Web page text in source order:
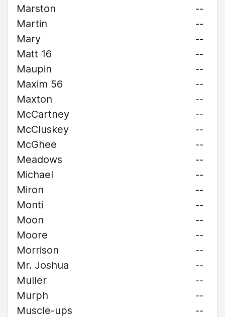
Marston
--
Martin
--
Mary
--
Matt 16
--
Maupin
--
Maxim 56
--
Maxton
--
McCartney
--
McCluskey
--
McGhee
--
Meadows
--
Michael
--
Miron
--
Monti
--
Moon
--
Moore
--
Morrison
--
Mr. Joshua
--
Muller
--
Murph
--
Muscle-ups
--